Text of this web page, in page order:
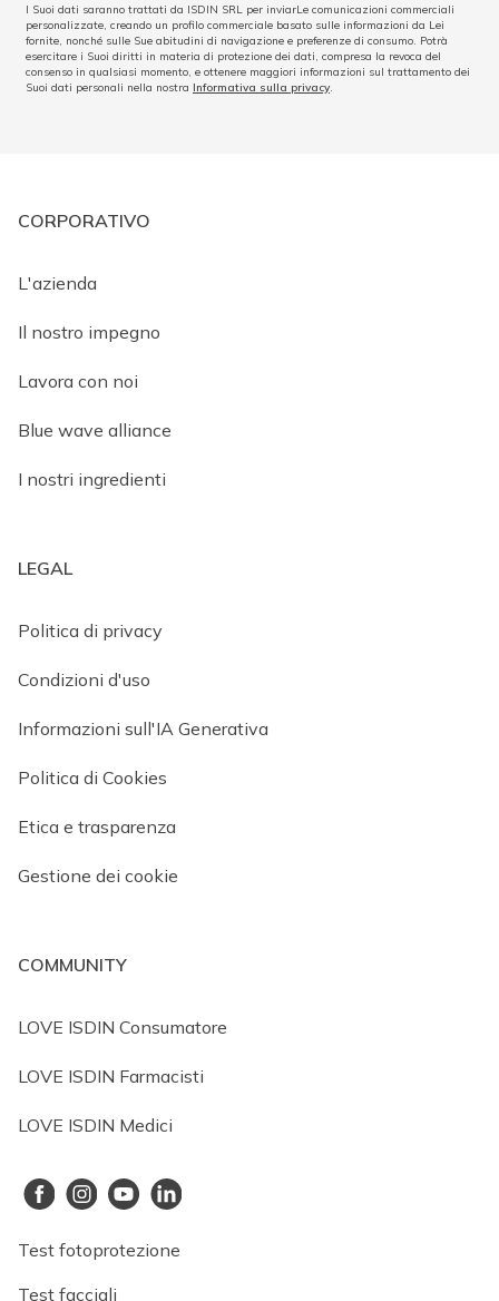
I Suoi dati saranno trattati da ISDIN SRL per inviarLe comunicazioni commerciali
personalizzate, creando un profilo commerciale basato sulle informazioni da Lei
fornite, nonché sulle Sue abitudini di navigazione e preferenze di consumo. Potrà
esercitare i Suoi diritti in materia di protezione dei dati, compresa la revoca del
consenso in qualsiasi momento, e ottenere maggiori informazioni sul trattamento dei
Suoi dati personali nella nostra Informativa sulla privacy
CORPORATIVO
L'azienda
Il nostro impegno
Lavora con noi
Blue wave alliance
I nostri ingredienti
LEGAL
Politica di privacy
Condizioni d'uso
Informazioni sull'IA Generativa
Politica di Cookies
Etica e trasparenza
Gestione dei cookie
COMMUNITY
LOVE ISDIN Consumatore
LOVE ISDIN Farmacisti
LOVE ISDIN Medici
Test fotoprotezione
Test facciali